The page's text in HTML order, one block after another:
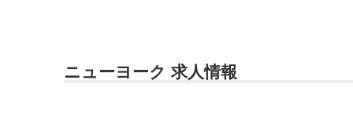
ニューヨーク 求人情報